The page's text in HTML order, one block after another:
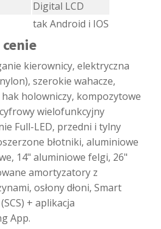
Digital LCD
tak Android i IOS
kierownicy, elektryczna
szerokie wahacze,
holowniczy, kompozytowe
wielofunkcyjny
Full-LED, przedni i tylny
błotniki, aluminiowe
14" aluminiowe felgi, 26"
amortyzatory z
osłony dłoni, Smart
+ aplikacja
App.